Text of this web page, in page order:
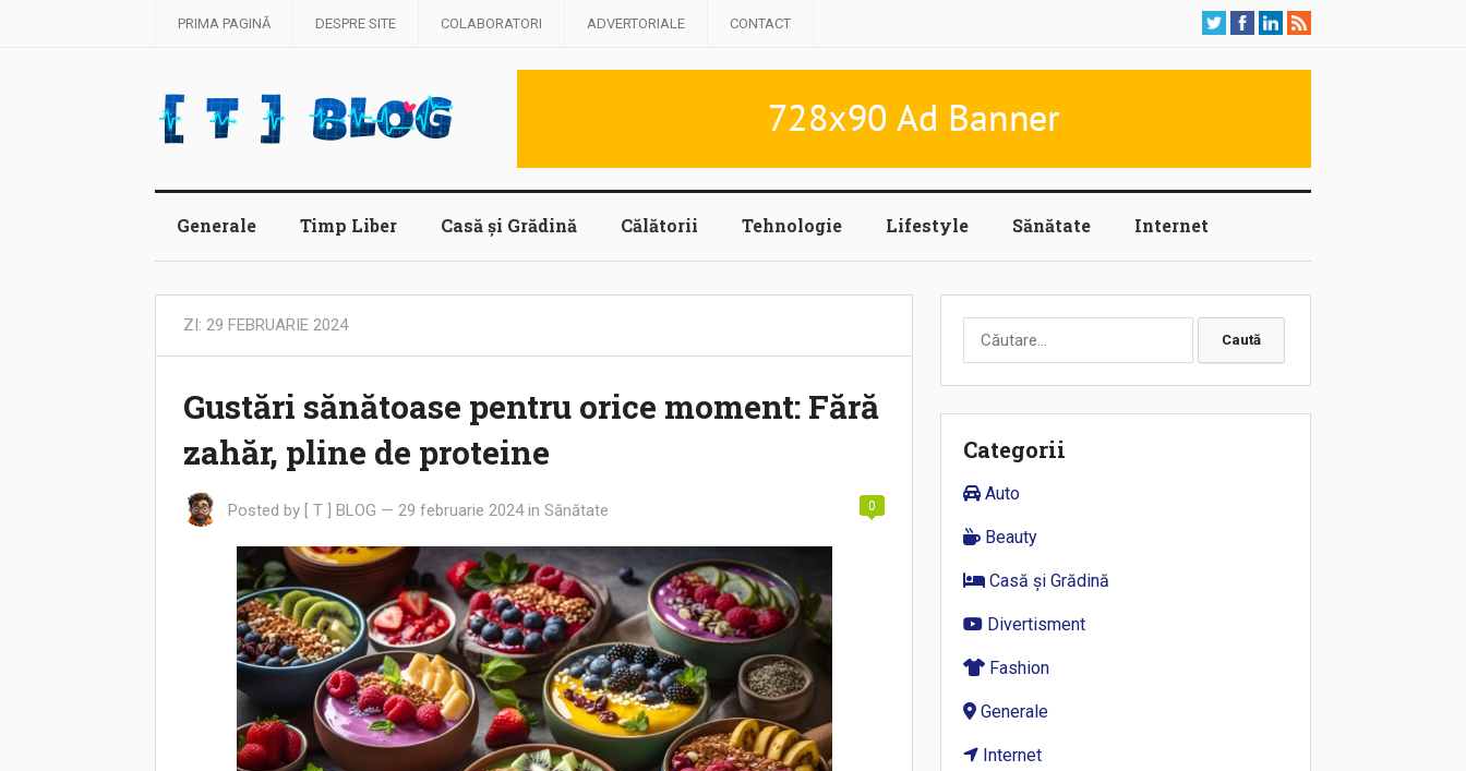
PRIMA PAGINĂ DESPRE SITE COLABORATORI ADVERTORIALE CONTACT
Generale Timp Liber Casă și Grădină Călătorii Tehnologie Lifestyle Sănătate Internet
ZI: 29 FEBRUARIE 2024
Gustări sănătoase pentru orice moment: Fără
zahăr, pline de proteine
Posted by [ T ] BLOG — 29 februarie 2024 in Sănătate 0
Caută
după:
Categorii
Auto
Beauty
Casă și Grădină
Divertisment
Fashion
Generale
Internet